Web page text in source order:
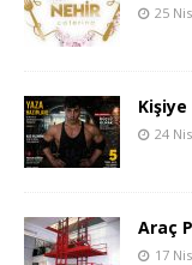
25
24
Araç
17